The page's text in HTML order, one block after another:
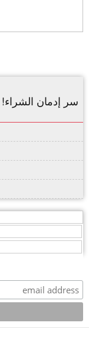
الثقة
سر إدمان الشراء!